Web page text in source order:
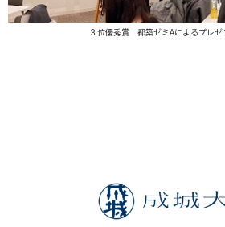
３位優秀賞 都築ゼミAによるプレゼ